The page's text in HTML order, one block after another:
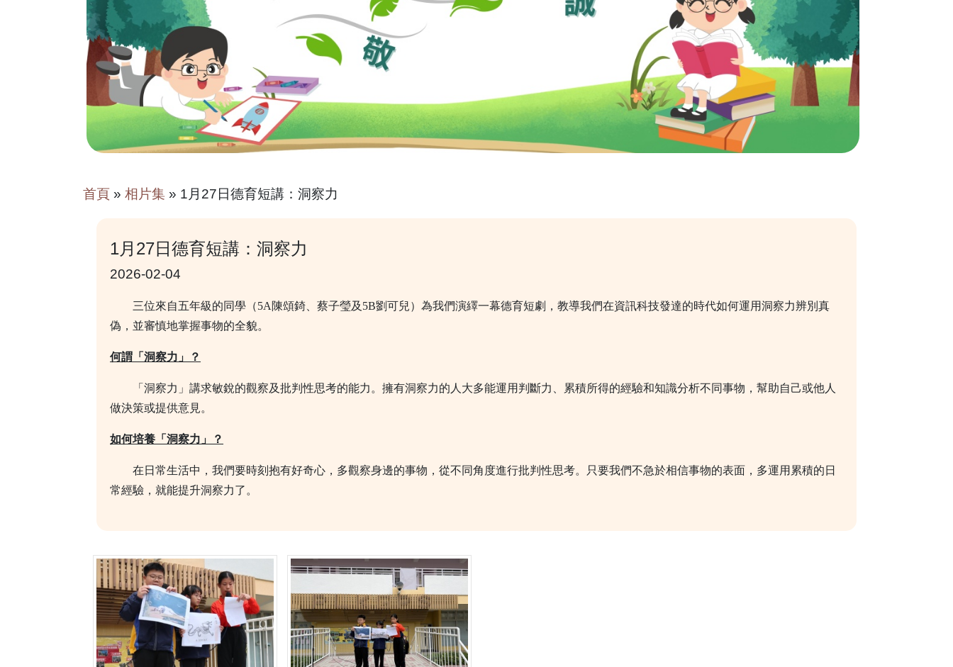
首頁 » 相片集 » 1月27日德育短講：洞察力
1月27日德育短講：洞察力
2026-02-04
三位來自五年級的同學（5A陳頌錡、蔡子瑩及5B劉可兒）為我們演繹一幕德育短劇，教導我們在資訊科技發達的時代如何運用洞察力辨別真
偽，並審慎地掌握事物的全貌。
何謂「洞察力」？
「洞察力」講求敏銳的觀察及批判性思考的能力。擁有洞察力的人大多能運用判斷力、累積所得的經驗和知識分析不同事物，幫助自己或他人
做決策或提供意見。
如何培養「洞察力」？
在日常生活中，我們要時刻抱有好奇心，多觀察身邊的事物，從不同角度進行批判性思考。只要我們不急於相信事物的表面，多運用累積的日
常經驗，就能提升洞察力了。